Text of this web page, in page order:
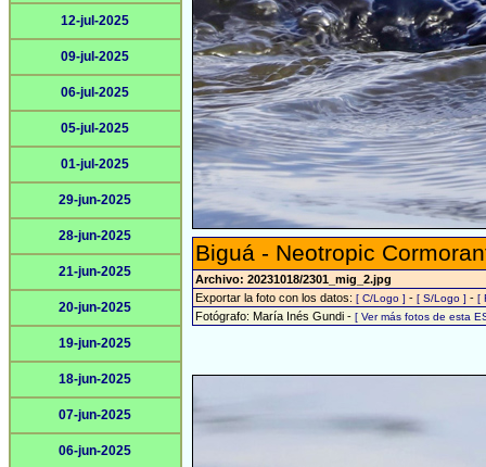
12-jul-2025
09-jul-2025
06-jul-2025
05-jul-2025
01-jul-2025
29-jun-2025
28-jun-2025
21-jun-2025
20-jun-2025
19-jun-2025
18-jun-2025
07-jun-2025
06-jun-2025
Biguá - Neotropic
Archivo: 20231018/2301_mig_2.jpg
Exportar la foto con los datos: [ C/Logo ] - [ S/Logo ] - [
Fotógrafo: María Inés Gundi - [ Ver más fotos de esta